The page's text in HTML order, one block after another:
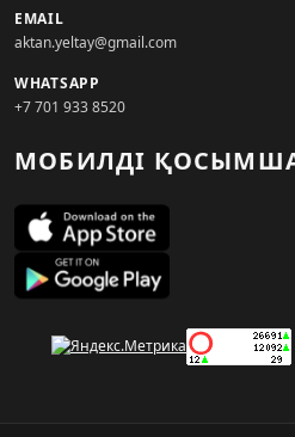
EMAIL
aktan.yeltay@gmail.com
WHATSAPP
+7 701 933 8520
МОБИЛДІ